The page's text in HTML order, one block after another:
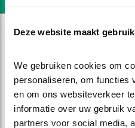
Deze website maakt
We gebruiken cookies om
personaliseren, om functies
en om ons websiteverkeer
informatie over uw gebruik
partners voor social media,